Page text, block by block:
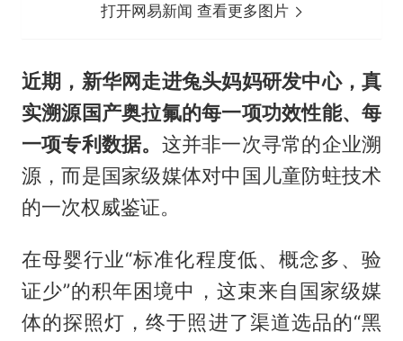
打开网易新闻 查看更多图片
近期，新华网走进兔头妈妈研发中心，真
实溯源国产奥拉氟的每一项功效性能、每
一项专利数据。 这并非一次寻常的企业溯
源，而是国家级媒体对中国儿童防蛀技术
的一次权威鉴证。
在母婴行业“标准化程度低、概念多、验
证少”的积年困境中，这束来自国家级媒
体的探照灯，终于照进了渠道选品的“黑